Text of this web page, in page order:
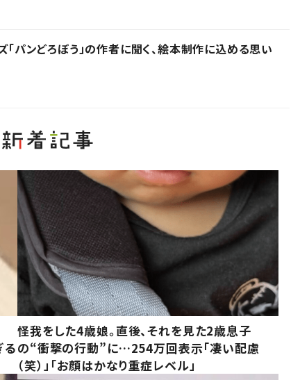
パンどろぼう」の作者に聞く、絵本制作に込める思い
る
怪我をした4歳娘。直後、それを見た2歳息子
の“衝撃の行動”に…254万回表示「凄い配慮
（笑）」「お顔はかなり重症レベル」